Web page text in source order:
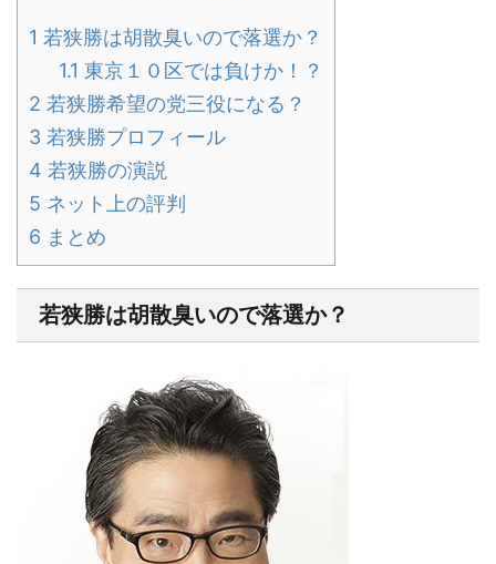
1 若狭勝は胡散臭いので落選か？
1.1 東京１０区では負けか！？
2 若狭勝希望の党三役になる？
3 若狭勝プロフィール
4 若狭勝の演説
5 ネット上の評判
6 まとめ
若狭勝は胡散臭いので落選か？